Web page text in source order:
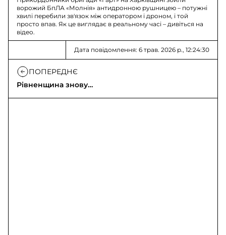
ворожий БпЛА «Молнія» антидронною рушницею – потужні
хвилі перебили зв'язок між оператором і дроном, і той
просто впав. Як це виглядає в реальному часі – дивіться на
відео.
Дата повідомлення: 6 трав. 2026 р., 12:24:30
ПОПЕРЕДНЄ
Рівненщина знову
зустрічає